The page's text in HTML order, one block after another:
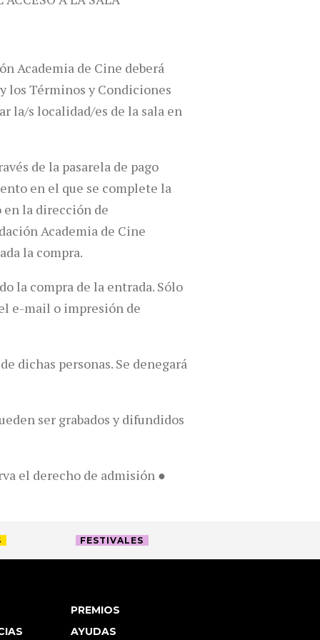
Academia de Cine deberá
los Términos y Condiciones
la/s localidad/es de la sala en
de la pasarela de pago
en el que se complete la
la dirección de
Academia de Cine
la compra.
la compra de la entrada. Sólo
e-mail o impresión de
dichas personas. Se denegará
ser grabados y difundidos
el derecho de admisión ●
FESTIVALES
PREMIOS
AYUDAS